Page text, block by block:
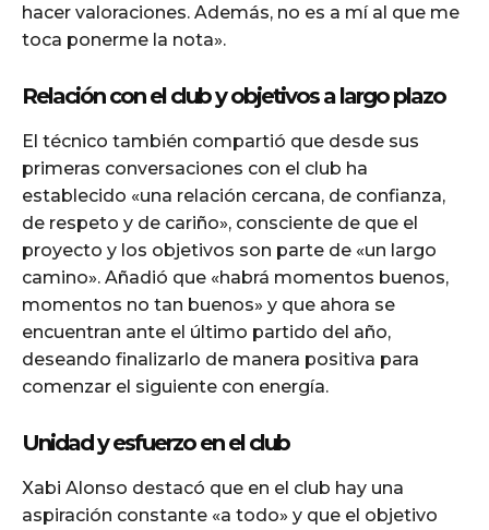
hacer valoraciones. Además, no es a mí al que me
toca ponerme la nota».
Relación con el club y objetivos a largo plazo
El técnico también compartió que desde sus
primeras conversaciones con el club ha
establecido «una relación cercana, de confianza,
de respeto y de cariño», consciente de que el
proyecto y los objetivos son parte de «un largo
camino». Añadió que «habrá momentos buenos,
momentos no tan buenos» y que ahora se
encuentran ante el último partido del año,
deseando finalizarlo de manera positiva para
comenzar el siguiente con energía.
Unidad y esfuerzo en el club
Xabi Alonso destacó que en el club hay una
aspiración constante «a todo» y que el objetivo